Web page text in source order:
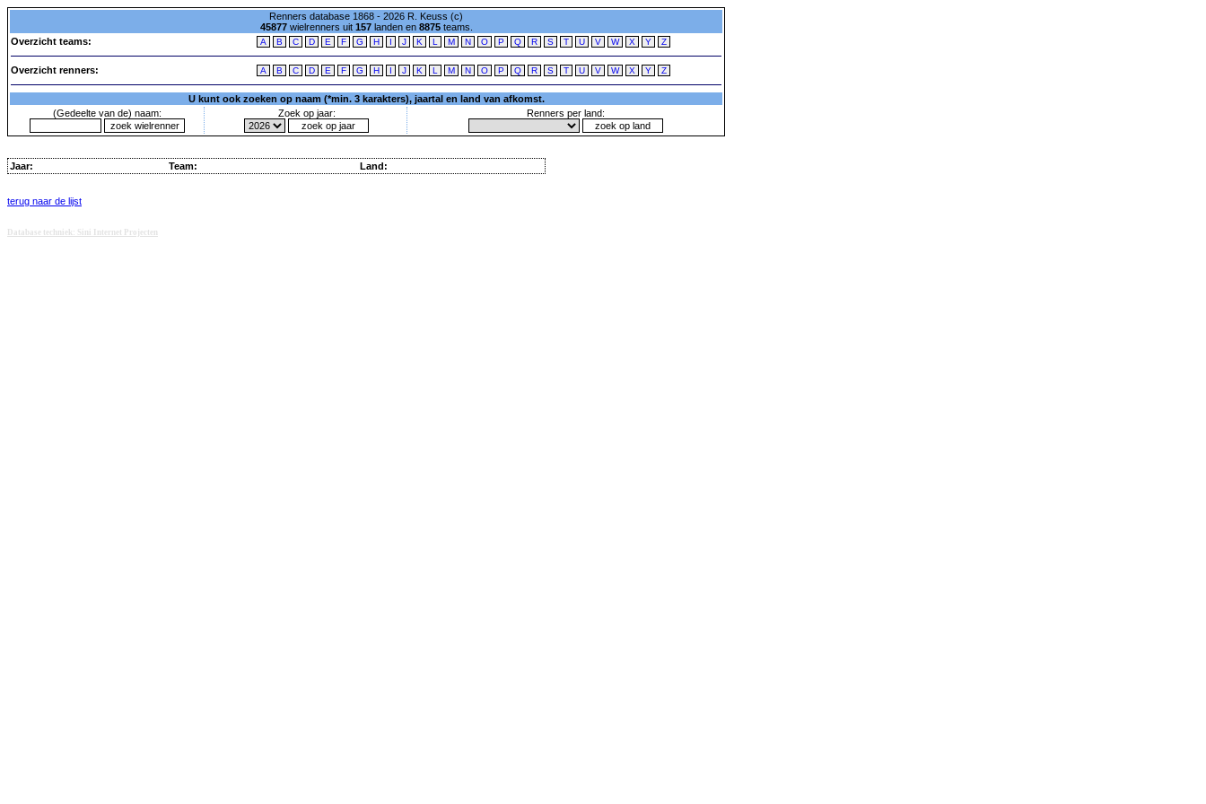
Renners database 1868 - 2026 R. Keuss (c)
45877wielrenners uit 157landen en 8875teams.
Overzicht teams:
A B C D E F G H I J K L M N O P Q R S T U V W X Y Z
Overzicht renners: A B C D E F G H I J K L M N O P Q R S T U V W X Y Z
U kunt ook zoeken op naam (*min. 3 karakters), jaartal en land van afkomst.
(Gedeelte van de) naam:
Zoek op jaar: Renners per land:
Jaar: Team: Land:
terug naar de lijst
Database techniek: Sini Internet Projecten